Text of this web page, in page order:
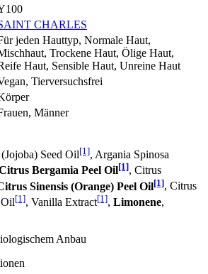
CHARLES
jeden Hauttyp, Normale Haut,
Trockene Haut, Ölige Haut,
Haut, Sensible Haut, Unreine Haut
Tierversuchsfrei
Männer
Seed Oil[1], Argania Spinosa
Bergamia Peel Oil[1], Citrus
Sinensis (Orange) Peel Oil[1], Citrus
[1], Vanilla Extract[1], Limonene,
Anbau